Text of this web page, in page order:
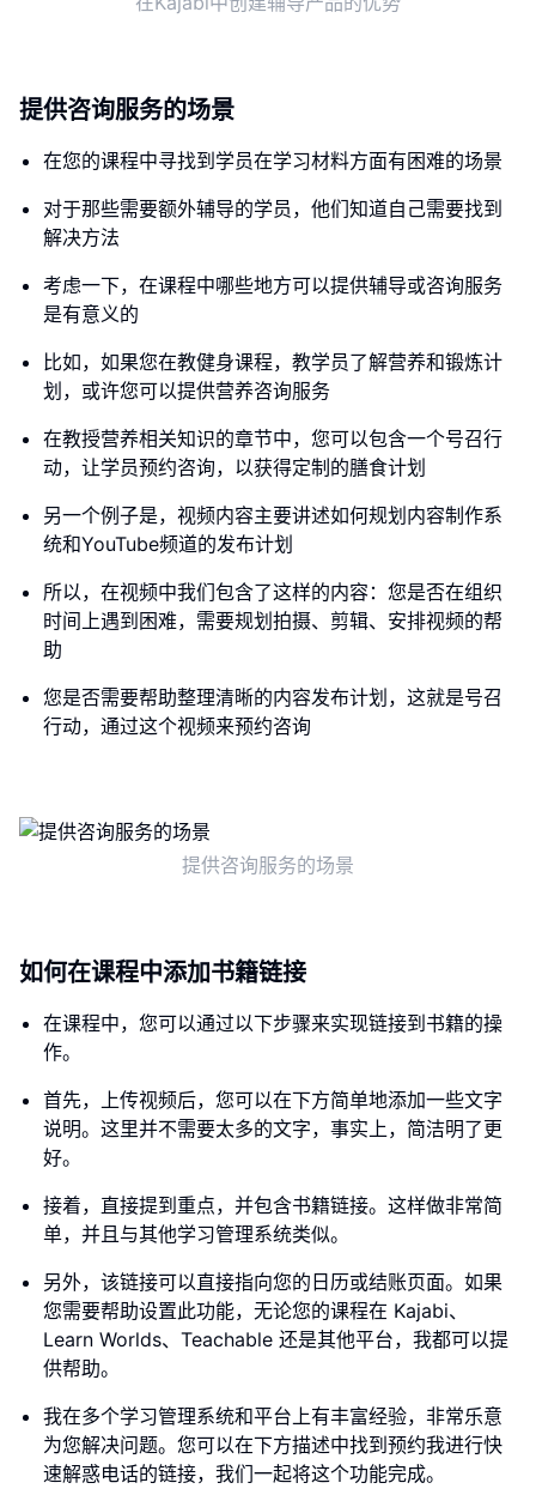
提供咨询服务的场景
在您的课程中寻找到学员在学习材料方面有困难的场景
对于那些需要额外辅导的学员，他们知道自己需要找到
解决方法
考虑一下，在课程中哪些地方可以提供辅导或咨询服务
是有意义的
比如，如果您在教健身课程，教学员了解营养和锻炼计
划，或许您可以提供营养咨询服务
在教授营养相关知识的章节中，您可以包含一个号召行
动，让学员预约咨询，以获得定制的膳食计划
另一个例子是，视频内容主要讲述如何规划内容制作系
统和YouTube频道的发布计划
所以，在视频中我们包含了这样的内容：您是否在组织
时间上遇到困难，需要规划拍摄、剪辑、安排视频的帮
助
您是否需要帮助整理清晰的内容发布计划，这就是号召
行动，通过这个视频来预约咨询
提供咨询服务的场景
如何在课程中添加书籍链接
在课程中，您可以通过以下步骤来实现链接到书籍的操
作。
首先，上传视频后，您可以在下方简单地添加一些文字
说明。这里并不需要太多的文字，事实上，简洁明了更
好。
接着，直接提到重点，并包含书籍链接。这样做非常简
单，并且与其他学习管理系统类似。
另外，该链接可以直接指向您的日历或结账页面。如果
您需要帮助设置此功能，无论您的课程在 Kajabi、
Learn Worlds、Teachable 还是其他平台，我都可以提
供帮助。
我在多个学习管理系统和平台上有丰富经验，非常乐意
为您解决问题。您可以在下方描述中找到预约我进行快
速解惑电话的链接，我们一起将这个功能完成。